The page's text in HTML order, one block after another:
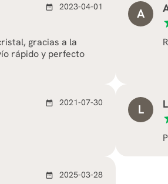
date_range 2023-04-01
gracias a la
rápido y perfecto
A
date_range 2021-07-30 L
date_range 2025-03-28